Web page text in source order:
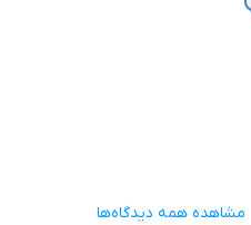
مشاهده همه دیدگاه‌ها